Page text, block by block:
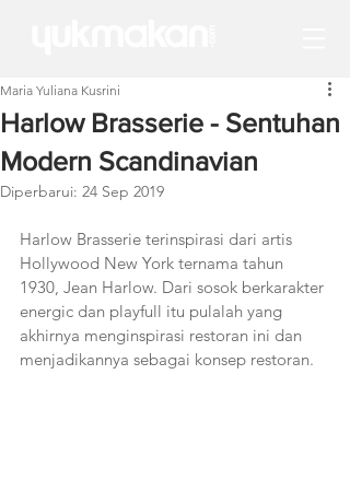
Harlow Brasserie - Sentuhan
Modern Scandinavian
Maria Yuliana Kusrini
Diperbarui: 24 Sep 2019
Harlow Brasserie terinspirasi dari artis
Hollywood New York ternama tahun
1930, Jean Harlow. Dari sosok berkarakter
energic dan playfull itu pulalah yang
akhirnya menginspirasi restoran ini dan
menjadikannya sebagai konsep restoran.